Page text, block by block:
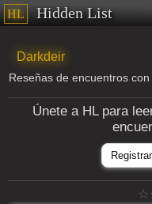
HL Hidden List
Darkdeir
Reseñas de encuentros
Únete a HL para